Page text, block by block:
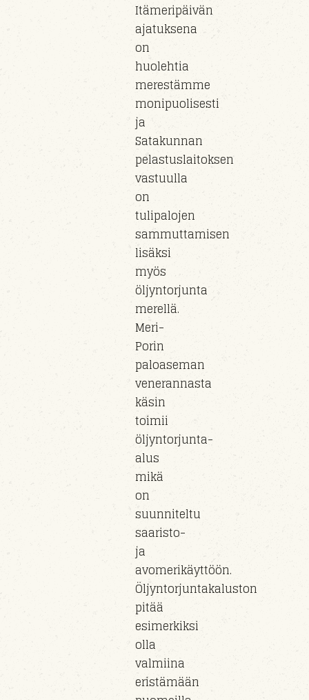
Itämeripäivän
ajatuksena
on
huolehtia
merestämme
monipuolisesti
ja
Satakunnan
pelastuslaitoksen
vastuulla
on
tulipalojen
sammuttamisen
lisäksi
myös
öljyntorjunta
merellä.
Meri-
Porin
paloaseman
venerannasta
käsin
toimii
öljyntorjunta-
alus
mikä
on
suunniteltu
saaristo-
ja
avomerikäyttöön.
Öljyntorjuntakaluston
pitää
esimerkiksi
olla
valmiina
eristämään